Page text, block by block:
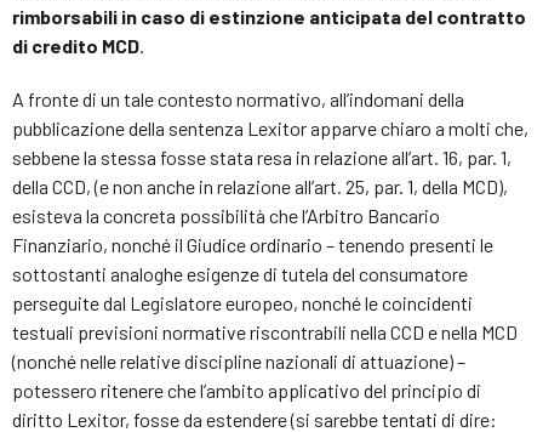
rimborsabili in caso di estinzione anticipata del contratto
di credito MCD.
A fronte di un tale contesto normativo, all’indomani della
pubblicazione della sentenza Lexitor apparve chiaro a molti che,
sebbene la stessa fosse stata resa in relazione all’art. 16, par. 1,
della CCD, (e non anche in relazione all’art. 25, par. 1, della MCD),
esisteva la concreta possibilità che l’Arbitro Bancario
Finanziario, nonché il Giudice ordinario – tenendo presenti le
sottostanti analoghe esigenze di tutela del consumatore
perseguite dal Legislatore europeo, nonché le coincidenti
testuali previsioni normative riscontrabili nella CCD e nella MCD
(nonché nelle relative discipline nazionali di attuazione) –
potessero ritenere che l’ambito applicativo del principio di
diritto Lexitor, fosse da estendere (si sarebbe tentati di dire: